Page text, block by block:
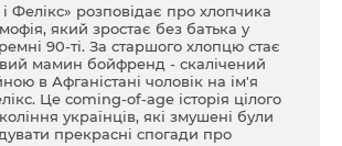
Фелікс» розповідає про хлопчика
який зростає без батька у
90-ті. За старшого хлопцю стає
мамин бойфренд - скалічений
в Афганістані чоловік на ім'я
Це coming-of-age історія цілого
українців, які змушені були
прекрасні спогади про